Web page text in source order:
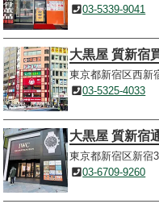
03-5339-9041
大黒屋 質新宿
東京都新宿区西新
03-5325-4033
大黒屋 質新宿
東京都新宿区新宿
03-6709-9260